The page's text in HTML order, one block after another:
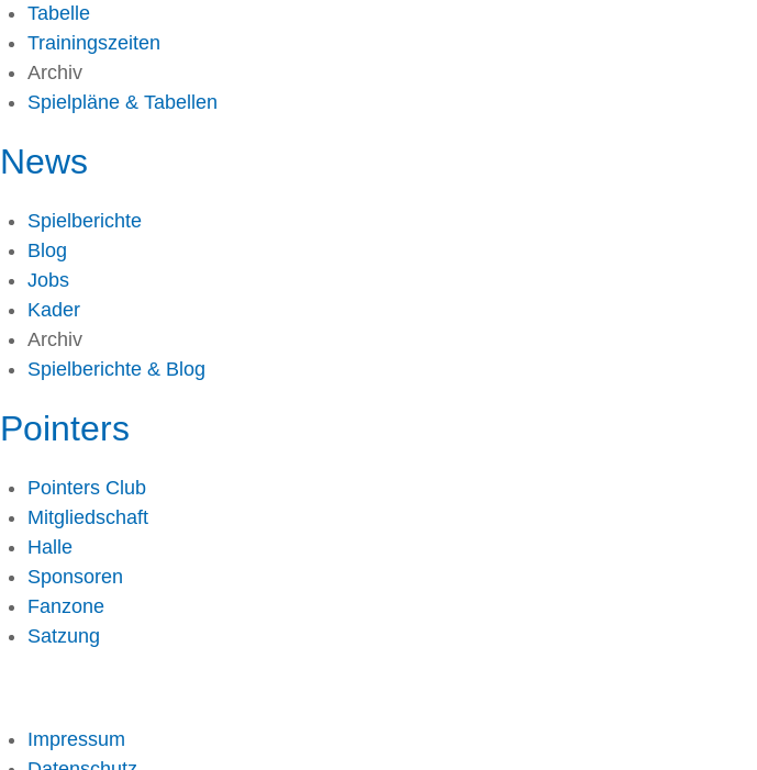
Tabelle
Trainingszeiten
Archiv
Spielpläne & Tabellen
News
Spielberichte
Blog
Jobs
Kader
Archiv
Spielberichte & Blog
Pointers
Pointers Club
Mitgliedschaft
Halle
Sponsoren
Fanzone
Satzung
Impressum